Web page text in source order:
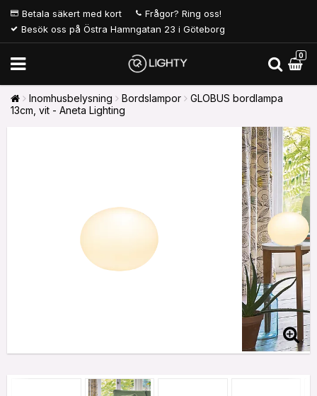
Betala säkert med kort
Frågor? Ring oss!
Besök oss på Östra Hamngatan 23 i Göteborg
0
Inomhusbelysning Bordslampor
GLOBUS bordlampa
13cm, vit - Aneta Lighting